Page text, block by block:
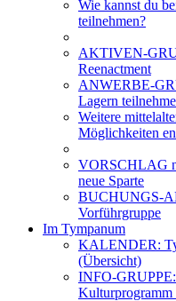
Wie kannst du
teilnehmen?
AKTIVEN-
Reenactment
ANWERBE-
Lagern
Weitere
Möglichkeiten
VORSCHLAG
neue Sparte
BUCHUNGS-
Vorführgruppe
Im Tympanum
KALENDER:
(Übersicht)
INFO-
Kulturprogramm